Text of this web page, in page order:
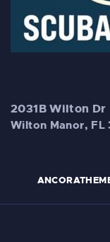
2031B Wilton Dr
Wilton Manor, FL